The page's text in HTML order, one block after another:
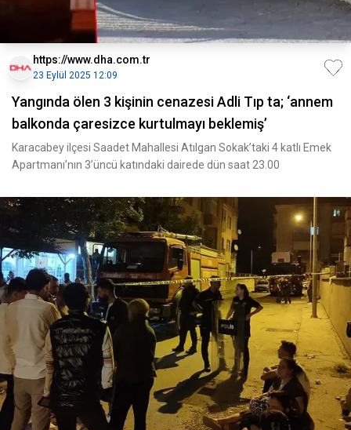
https://www.dha.com.tr
23 Eylül 2025 12:09
Yangında ölen 3 kişinin cenazesi Adli Tıp ta; ‘annem
balkonda çaresizce kurtulmayı beklemiş’
Karacabey ilçesi Saadet Mahallesi Atılgan Sokak’taki 4 katlı Emek
Apartmanı’nın 3’üncü katındaki dairede dün saat 23.00